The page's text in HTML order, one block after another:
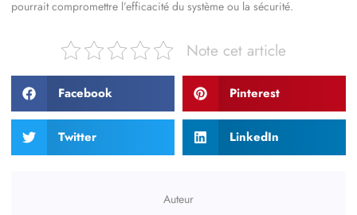
pourrait compromettre l’efficacité du système ou la sécurité.
Note cet article
Facebook Pinterest
Twitter LinkedIn
Auteur